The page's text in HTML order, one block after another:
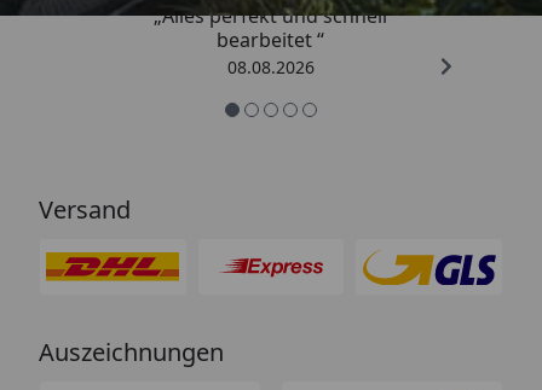
„Alles perfekt und schnell
bearbeitet “
08.08.2026
Versand
Auszeichnungen